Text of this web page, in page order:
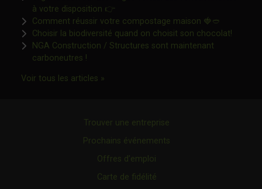
à votre disposition 👉Ce lien s'ouvrira dans une nouvelle
Comment réussir votre compostage maison 🍓🥙
Choisir la biodiversité quand on choisit son chocolat!Ce lien
NGA Construction / Structures sont maintenant
carboneutres !Ce lien s'ouvrira dans une nouvelle fenêtre"
Voir tous les articles »Ce lien s'ouvrira dans une nouvelle
Trouver une entreprise
Prochains événements
Offres d’emploi
Carte de fidélité